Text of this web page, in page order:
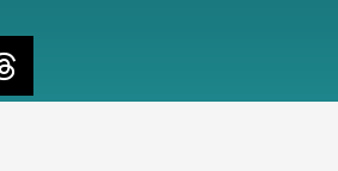
T
h
r